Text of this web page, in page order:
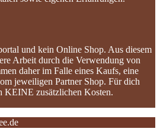
und kein Online Shop. Aus diesem
Arbeit durch die Verwendung von
daher im Falle eines Kaufs, eine
jeweiligen Partner Shop. Für dich
KEINE zusätzlichen Kosten.